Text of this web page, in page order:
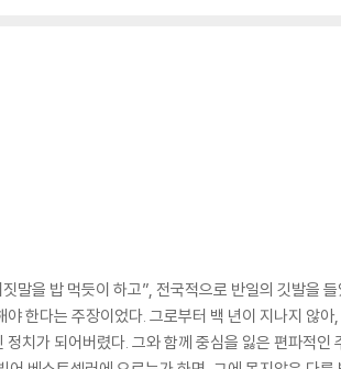
말을 밥 먹듯이 하고”, 전국적으로 반일의 깃발을
한다는 주장이었다. 그로부터 백 년이 지나지 않
치가 되어버렸다. 그와 함께 중심을 잃은 편파적인